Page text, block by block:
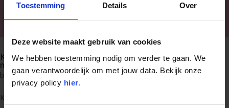
Toestemming Details Over
Deze website maakt gebruik van cookies
We hebben toestemming nodig om verder te gaan. We
gaan verantwoordelijk om met jouw data. Bekijk onze
privacy policy hier
Kolonel Begault maakte de fabriek én mensenlevens
mooier
by admin |Mar 23, 2021| Archived
Kolonel Begault maakte de fabriek én mensenlevens mooier Als